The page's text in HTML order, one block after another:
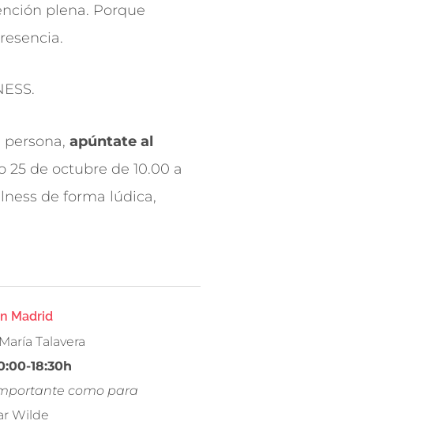
plena. Porque
apúntate al
25 de octubre de 10.00 a
de forma lúdica,
Madrid
Talavera
18:30h
como para
Wilde